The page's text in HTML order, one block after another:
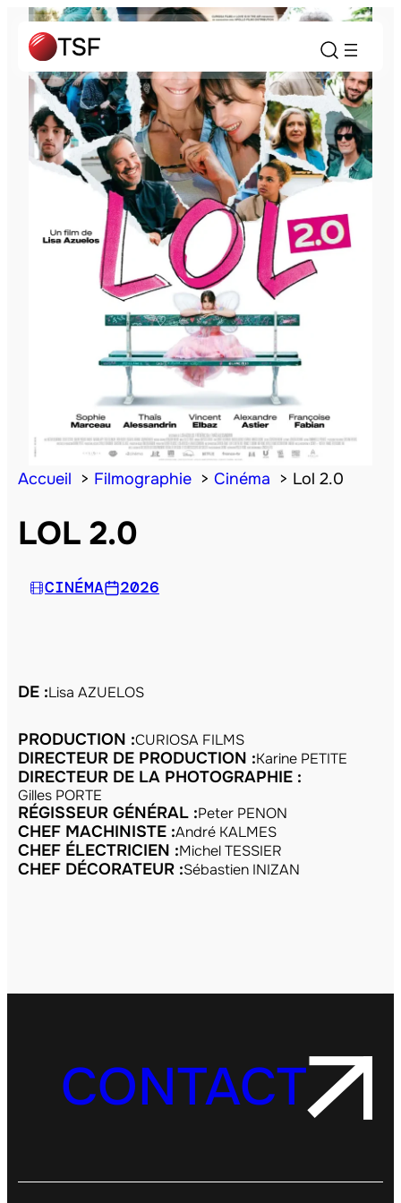
Accueil Filmographie Cinéma Lol 2.0
LOL 2.0
CINÉMA 2026
DE :Lisa AZUELOS
PRODUCTION :CURIOSA FILMS
DIRECTEUR DE PRODUCTION :Karine PETITE
DIRECTEUR DE LA PHOTOGRAPHIE :
Gilles PORTE
RÉGISSEUR GÉNÉRAL :Peter PENON
CHEF MACHINISTE :André KALMES
CHEF ÉLECTRICIEN :Michel TESSIER
CHEF DÉCORATEUR :Sébastien INIZAN
CONTACT